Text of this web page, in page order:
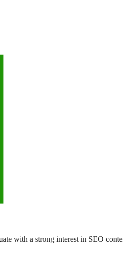
with a strong interest in SEO